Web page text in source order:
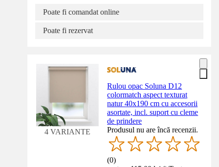
Poate fi comandat online
Poate fi rezervat
4 VARIANTE
Rulou opac Soluna D12
colormatch aspect texturat
natur 40x190 cm cu accesorii
asortate, incl. suport cu cleme
de prindere
Produsul nu are încă recenzii.
(0)